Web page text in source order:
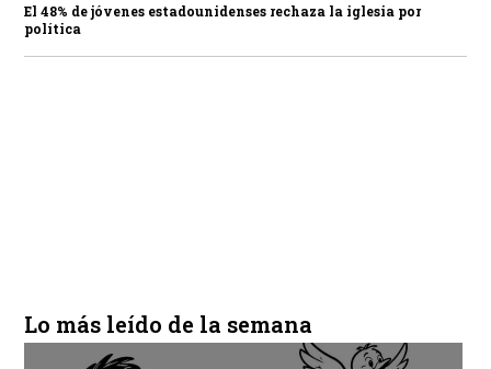
El 48% de jóvenes estadounidenses rechaza la iglesia por
política
Lo más leído de la semana